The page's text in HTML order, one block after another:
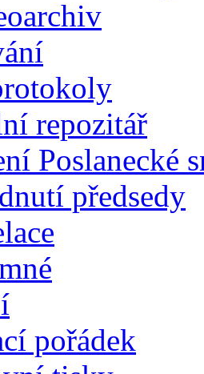
repozitář
Poslanecké
předsedy
pořádek